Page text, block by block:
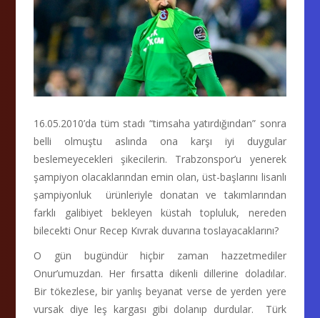
16.05.2010’da tüm stadı “timsaha yatırdığından” sonra
belli olmuştu aslında ona karşı iyi duygular
beslemeyecekleri şikecilerin. Trabzonspor’u yenerek
şampiyon olacaklarından emin olan, üst-başlarını lisanlı
şampiyonluk ürünleriyle donatan ve takımlarından
farklı galibiyet bekleyen küstah topluluk, nereden
bilecekti Onur Recep Kıvrak duvarına toslayacaklarını?
O gün bugündür hiçbir zaman hazzetmediler
Onur’umuzdan. Her fırsatta dikenli dillerine doladılar.
Bir tökezlese, bir yanlış beyanat verse de yerden yere
vursak diye leş kargası gibi dolanıp durdular. Türk